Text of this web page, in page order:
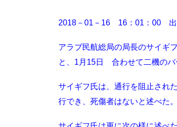
2018－01－16 16：01：00 出
アラブ民航総局の局長のサイギ
と、1月15日 合わせて二機のバ
サイギフ氏は、通行を阻止され
行でき、死傷者はないと述べた。